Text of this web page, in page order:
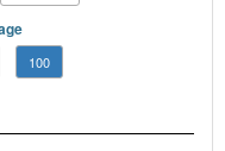
100